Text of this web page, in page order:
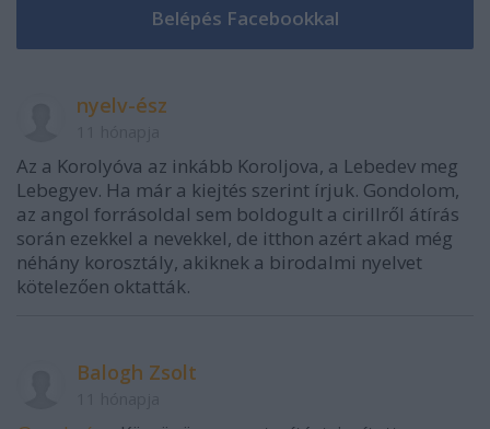
nyelv-ész
Az a Korolyóva az inkább Koroljova, a Lebedev meg
Lebegyev. Ha már a kiejtés szerint írjuk. Gondolom,
az angol forrásoldal sem boldogult a cirillről átírás
során ezekkel a nevekkel, de itthon azért akad még
néhány korosztály, akiknek a birodalmi nyelvet
kötelezően oktatták.
Balogh Zsolt